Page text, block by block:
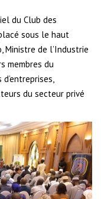
du Club des
sous le haut
Ministre de l’Industrie
membres du
du secteur privé